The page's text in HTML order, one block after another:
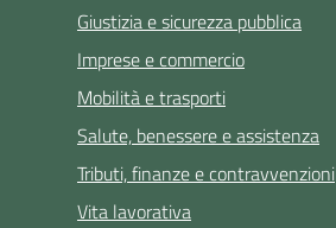
Giustizia e sicurezza pubblica
Imprese e commercio
Mobilità e trasporti
Salute, benessere e assistenza
Tributi, finanze e contravvenzioni
Vita lavorativa